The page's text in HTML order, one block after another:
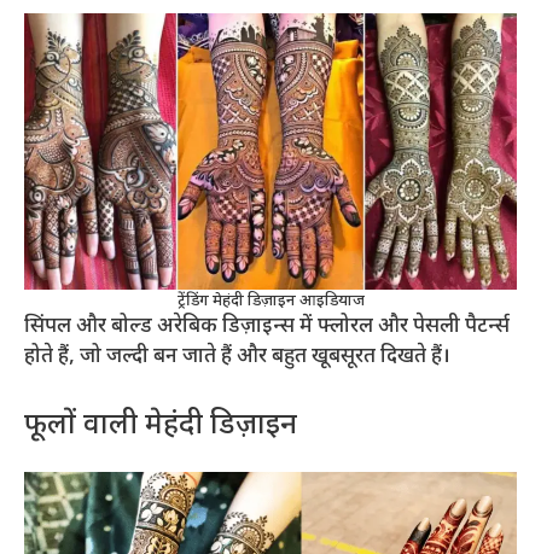
ट्रेंडिंग मेहंदी डिज़ाइन आइडियाज
सिंपल और बोल्ड अरेबिक डिज़ाइन्स में फ्लोरल और पेसली पैटर्न्स
होते हैं, जो जल्दी बन जाते हैं और बहुत खूबसूरत दिखते हैं।
फूलों वाली मेहंदी डिज़ाइन